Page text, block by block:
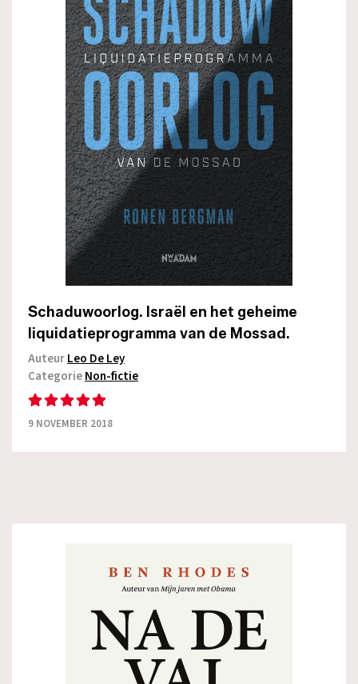
Schaduwoorlog. Israël en het geheime
liquidatieprogramma van de Mossad.
AuteurLeo De Ley
CategorieNon-fictie
9 NOVEMBER 2018